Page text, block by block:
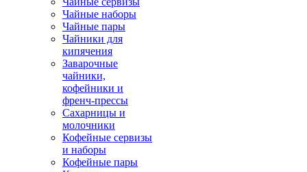
Чайные наборы
Чайные пары
Чайники для
кипячения
Заварочные
чайники,
кофейники и
френч-прессы
Сахарницы и
молочники
Кофейные сервизы
и наборы
Кофейные пары